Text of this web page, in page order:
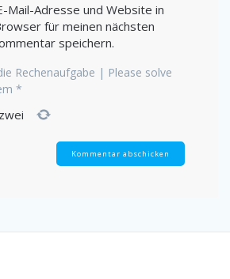
Mail-Adresse und Website in
für meinen nächsten
speichern.
Rechenaufgabe | Please solve
*
zwei